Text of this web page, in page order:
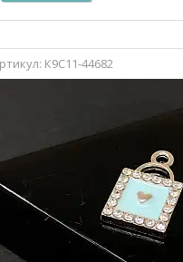
К9С11-44682